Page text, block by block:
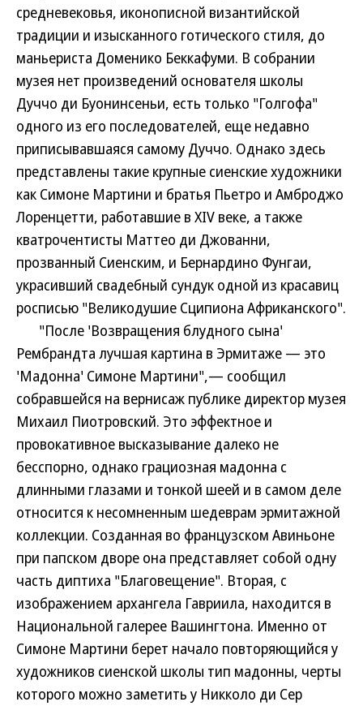
средневековья, иконописной византийской
традиции и изысканного готического стиля, до
маньериста Доменико Беккафуми. В собрании
музея нет произведений основателя школы
Дуччо ди Буонинсеньи, есть только "Голгофа"
одного из его последователей, еще недавно
приписывавшаяся самому Дуччо. Однако здесь
представлены такие крупные сиенские художники
как Симоне Мартини и братья Пьетро и Амброджо
Лоренцетти, работавшие в XIV веке, а также
кватрочентисты Маттео ди Джованни,
прозванный Сиенским, и Бернардино Фунгаи,
украсивший свадебный сундук одной из красавиц
росписью "Великодушие Сципиона Африканского".
"После 'Возвращения блудного сына'
Рембрандта лучшая картина в Эрмитаже — это
'Мадонна' Симоне Мартини",— сообщил
собравшейся на вернисаж публике директор музея
Михаил Пиотровский. Это эффектное и
провокативное высказывание далеко не
бесспорно, однако грациозная мадонна с
длинными глазами и тонкой шеей и в самом деле
относится к несомненным шедеврам эрмитажной
коллекции. Созданная во французском Авиньоне
при папском дворе она представляет собой одну
часть диптиха "Благовещение". Вторая, с
изображением архангела Гавриила, находится в
Национальной галерее Вашингтона. Именно от
Симоне Мартини берет начало повторяющийся у
художников сиенской школы тип мадонны, черты
которого можно заметить у Никколо ди Сер